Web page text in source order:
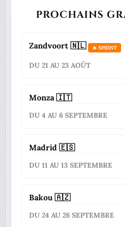
PROCHAINS
Zandvoort 🇳🇱 🔥 SPRINT
DU 21 AU 23 AOÛT
Monza 🇮🇹
DU 4 AU 6 SEPTEMBRE
Madrid 🇪🇸
DU 11 AU 13 SEPTEMBRE
Bakou 🇦🇿
DU 24 AU 26 SEPTEMBRE